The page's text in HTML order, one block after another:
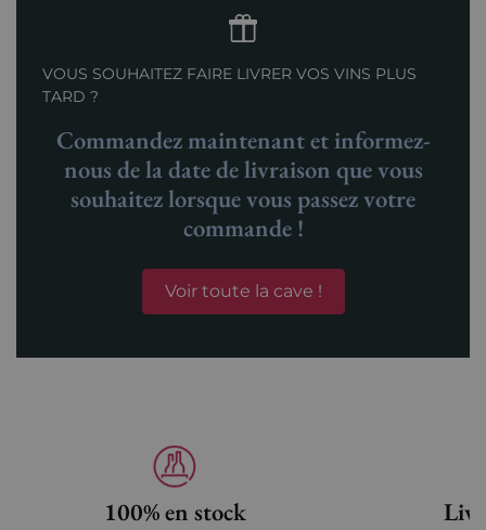
VOUS SOUHAITEZ FAIRE LIVRER VOS VINS PLUS
TARD ?
Commandez maintenant et informez-
nous de la date de livraison que vous
souhaitez lorsque vous passez votre
commande !
Voir toute la cave !
100% en stock